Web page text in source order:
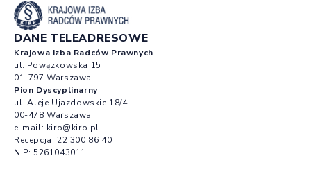
DANE TELEADRESOWE
Krajowa Izba Radców Prawnych
ul. Powązkowska 15
01-797 Warszawa
Pion Dyscyplinarny
ul. Aleje Ujazdowskie 18/4
00-478 Warszawa
e-mail: kirp@kirp.pl
Recepcja: 22 300 86 40
NIP: 5261043011